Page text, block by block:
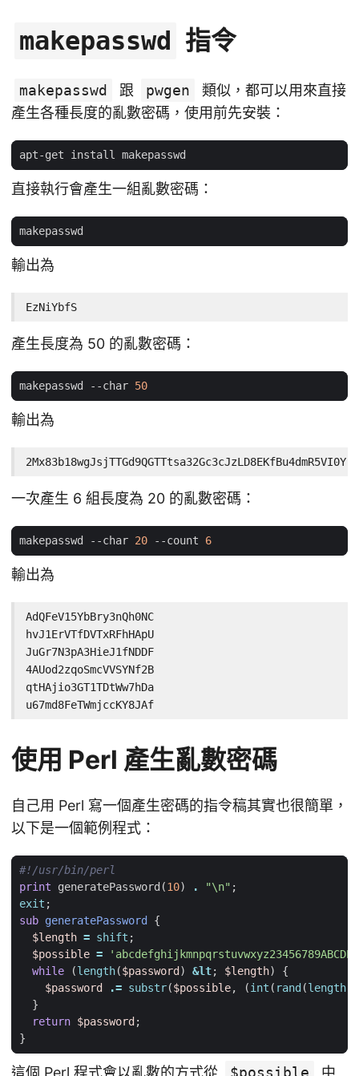
makepasswd 指令
makepasswd 跟 pwgen
類似，都可以用來直接
產生各種長度的亂數密碼，使用前先安裝：
直接執行會產生一組亂數密碼：
輸出為
EzNiYbfS
產生長度為 50 的亂數密碼：
makepasswd --char 50
輸出為
2Mx83b18wgJsjTTGd9QGTTtsa32Gc3cJzLD8EKfBu4dmR5VI0Y
一次產生 6 組長度為 20 的亂數密碼：
makepasswd --char 20 --count 6
輸出為
AdQFeV15YbBry3nQh0NC
hvJ1ErVTfDVTxRFhHApU
JuGr7N3pA3HieJ1fNDDF
4AUod2zqoSmcVVSYNf2B
qtHAjio3GT1TDtWw7hDa
u67md8FeTWmjccKY8JAf
使用 Perl 產生亂數密碼
自己用 Perl 寫一個產生密碼的指令稿其實也很簡單，
以下是一個範例程式：
#!/usr/bin/perl
print
generatePassword (10) . "\n" ;
exit ;
sub generatePassword
{
$length = shift ;
$possible =
while
(length($password ) &lt; $length)
{
$password
.= substr($possible, (int ( rand (length
}
return $password ;
}
這個 Perl 程式會以亂數的方式從 $possible 中